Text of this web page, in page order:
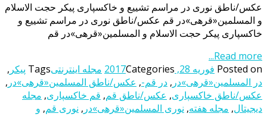
عکس/ناطق نوری در مراسم تشییع و خاکسپاری پیکر حجت الاسلام
و المسلمین«قرهی»در قم عکس/ناطق نوری در مراسم تشییع و
خاکسپاری پیکر حجت الاسلام و المسلمین«قرهی»در قم
Read more...
Posted on فوریه 28, 2017 Categories مجله اینترنتیTags پیکر ,
در المسلمین«قرهی»در , در قم-, عکس/ناطق المسلمین«قرهی»در ,
عکس/ناطق خاکسپاری, عکس/ناطق قم, قم خاکسپاری, مجله
دیجیتال, مجله هفته, نوری المسلمین«قرهی»در , نوری قم, و